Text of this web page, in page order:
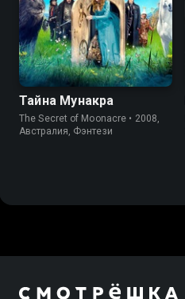
Тайна Мунакра
The Secret of Moonacre • 2008,
Австралия, Фэнтези